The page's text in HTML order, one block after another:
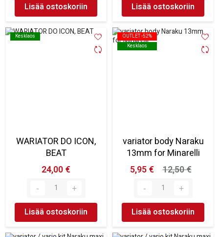
Lisää ostoskoriin Lisää ostoskoriin
Kesklaos
Kesklaos
WARIATOR DO ICON,
BEAT
24,00 €
Lisää ostoskoriin
OUTLET -52%
Kesklaos
OUTLET -52%
Kesklaos
variator body Naraku
13mm for Minarelli
5,95 €
12,50 €
Lisää ostoskoriin